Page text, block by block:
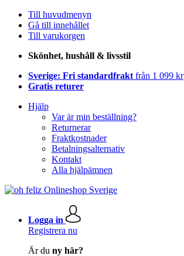
Till huvudmenyn
Gå till innehållet
Till varukorgen
Skönhet, hushåll & livsstil
Sverige: Fri standardfrakt från 1 099 kr
Gratis returer
Hjälp
Var är min beställning?
Returnerar
Fraktkostnader
Betalningsalternativ
Kontakt
Alla hjälpämnen
Logga in
Registrera nu
Är du ny här?